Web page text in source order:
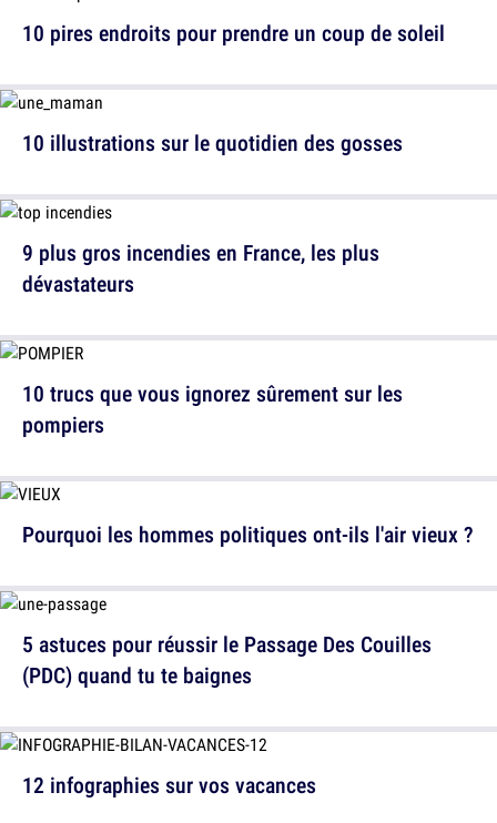
10 illustrations sur le quotidien des gosses
10 trucs que vous ignorez sûrement sur les
pompiers
5 astuces pour réussir le Passage Des Couilles
(PDC) quand tu te baignes
10 pires endroits pour prendre un coup de soleil
9 plus gros incendies en France, les plus
dévastateurs
Pourquoi les hommes politiques ont-ils l'air vieux ?
12 infographies sur vos vacances